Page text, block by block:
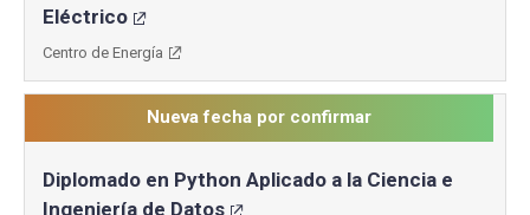
Eléctrico
Centro de Energía
Nueva fecha por confirmar
Diplomado en Python Aplicado a la Ciencia e
Ingeniería de Datos